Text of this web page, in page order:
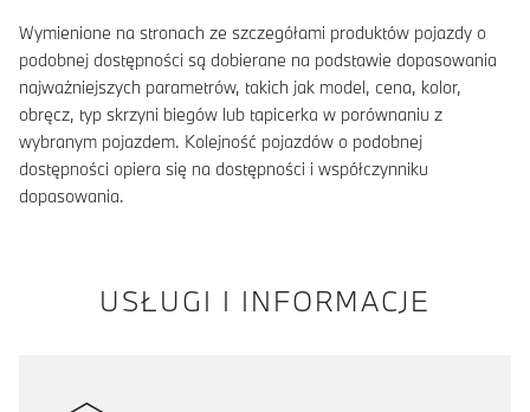
Wymienione na stronach ze szczegółami produktów pojazdy o
podobnej dostępności są dobierane na podstawie dopasowania
najważniejszych parametrów, takich jak model, cena, kolor,
obręcz, typ skrzyni biegów lub tapicerka w porównaniu z
wybranym pojazdem. Kolejność pojazdów o podobnej
dostępności opiera się na dostępności i współczynniku
dopasowania.
USŁUGI I INFORMACJE